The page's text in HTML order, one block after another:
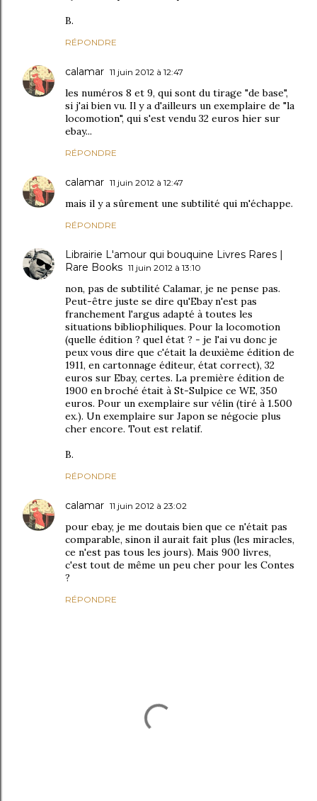
B.
RÉPONDRE
calamar 11 juin 2012 à 12:47
les numéros 8 et 9, qui sont du tirage "de base",
si j'ai bien vu. Il y a d'ailleurs un exemplaire de "la
locomotion", qui s'est vendu 32 euros hier sur
ebay...
RÉPONDRE
calamar 11 juin 2012 à 12:47
mais il y a sûrement une subtilité qui m'échappe.
RÉPONDRE
Librairie L'amour qui bouquine Livres Rares |
Rare Books 11 juin 2012 à 13:10
non, pas de subtilité Calamar, je ne pense pas.
Peut-être juste se dire qu'Ebay n'est pas
franchement l'argus adapté à toutes les
situations bibliophiliques. Pour la locomotion
(quelle édition ? quel état ? - je l'ai vu donc je
peux vous dire que c'était la deuxième édition de
1911, en cartonnage éditeur, état correct), 32
euros sur Ebay, certes. La première édition de
1900 en broché était à St-Sulpice ce WE, 350
euros. Pour un exemplaire sur vélin (tiré à 1.500
ex.). Un exemplaire sur Japon se négocie plus
cher encore. Tout est relatif.
B.
RÉPONDRE
calamar 11 juin 2012 à 23:02
pour ebay, je me doutais bien que ce n'était pas
comparable, sinon il aurait fait plus (les miracles,
ce n'est pas tous les jours). Mais 900 livres,
c'est tout de même un peu cher pour les Contes
?
RÉPONDRE